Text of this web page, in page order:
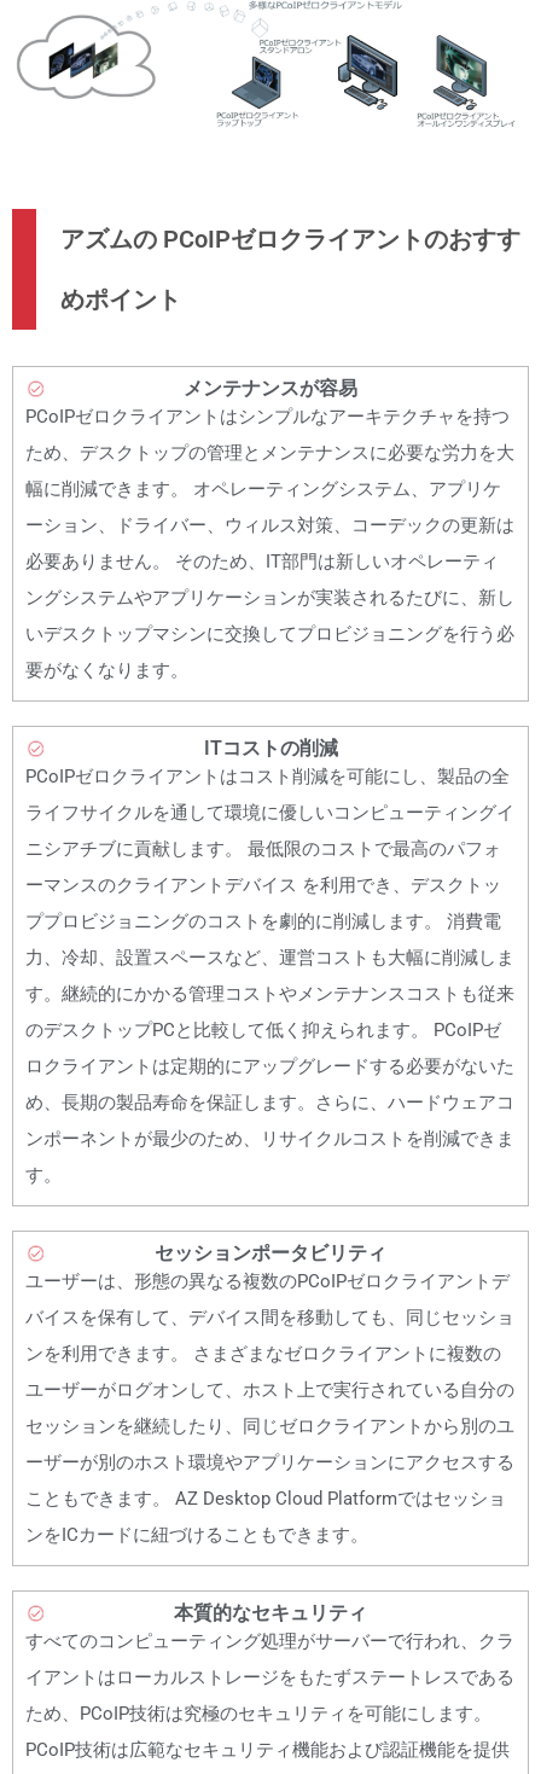
アズムの PCoIPゼロクライアントのおすす
めポイント
メンテナンスが容易
PCoIPゼロクライアントはシンプルなアーキテクチャを持つ
ため、デスクトップの管理とメンテナンスに必要な労力を大
幅に削減できます。 オペレーティングシステム、アプリケ
ーション、ドライバー、ウィルス対策、コーデックの更新は
必要ありません。 そのため、IT部門は新しいオペレーティ
ングシステムやアプリケーションが実装されるたびに、新し
いデスクトップマシンに交換してプロビジョニングを行う必
要がなくなります。
ITコストの削減
PCoIPゼロクライアントはコスト削減を可能にし、製品の全
ライフサイクルを通して環境に優しいコンピューティングイ
ニシアチブに貢献します。 最低限のコストで最高のパフォ
ーマンスのクライアントデバイス を利用でき、デスクトッ
ププロビジョニングのコストを劇的に削減します。 消費電
力、冷却、設置スペースなど、運営コストも大幅に削減しま
す。継続的にかかる管理コストやメンテナンスコストも従来
のデスクトップPCと比較して低く抑えられます。 PCoIPゼ
ロクライアントは定期的にアップグレードする必要がないた
め、長期の製品寿命を保証します。さらに、ハードウェアコ
ンポーネントが最少のため、リサイクルコストを削減できま
す。
セッションポータビリティ
ユーザーは、形態の異なる複数のPCoIPゼロクライアントデ
バイスを保有して、デバイス間を移動しても、同じセッショ
ンを利用できます。 さまざまなゼロクライアントに複数の
ユーザーがログオンして、ホスト上で実行されている自分の
セッションを継続したり、同じゼロクライアントから別のユ
ーザーが別のホスト環境やアプリケーションにアクセスする
こともできます。 AZ Desktop Cloud Platformではセッショ
ンをICカードに紐づけることもできます。
本質的なセキュリティ
すべてのコンピューティング処理がサーバーで行われ、クラ
イアントはローカルストレージをもたずステートレスである
ため、PCoIP技術は究極のセキュリティを可能にします。
PCoIP技術は広範なセキュリティ機能および認証機能を提供